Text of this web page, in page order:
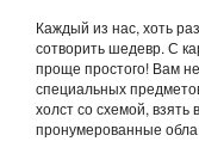
Каждый из нас, хоть
сотворить шедевр. С
проще простого! Вам
специальных
холст со схемой, взять
пронумерованные